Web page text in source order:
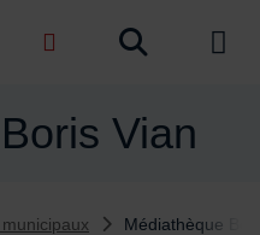
de
Vian
Médiathèque